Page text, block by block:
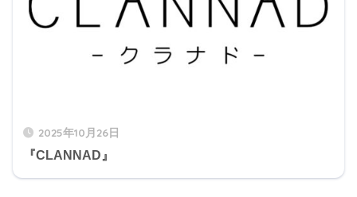
2025年10月26日
『CLANNAD』